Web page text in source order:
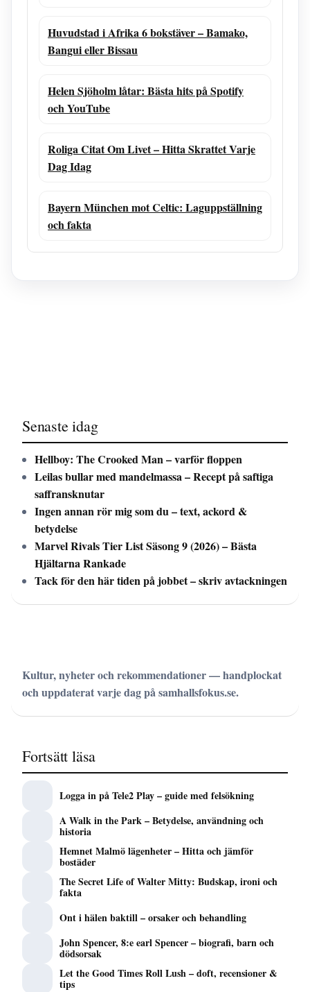
Huvudstad i Afrika 6 bokstäver – Bamako,
Bangui eller Bissau
Helen Sjöholm låtar: Bästa hits på Spotify
och YouTube
Roliga Citat Om Livet – Hitta Skrattet Varje
Dag Idag
Bayern München mot Celtic: Laguppställning
och fakta
Senaste idag
Hellboy: The Crooked Man – varför floppen
Leilas bullar med mandelmassa – Recept på saftiga
saffransknutar
Ingen annan rör mig som du – text, ackord &
betydelse
Marvel Rivals Tier List Säsong 9 (2026) – Bästa
Hjältarna Rankade
Tack för den här tiden på jobbet – skriv avtackningen
Kultur, nyheter och rekommendationer — handplockat
och uppdaterat varje dag på samhallsfokus.se.
Fortsätt läsa
Logga in på Tele2 Play – guide med felsökning
A Walk in the Park – Betydelse, användning och
historia
Hemnet Malmö lägenheter – Hitta och jämför
bostäder
The Secret Life of Walter Mitty: Budskap, ironi och
fakta
Ont i hälen baktill – orsaker och behandling
John Spencer, 8:e earl Spencer – biografi, barn och
dödsorsak
Let the Good Times Roll Lush – doft, recensioner &
tips